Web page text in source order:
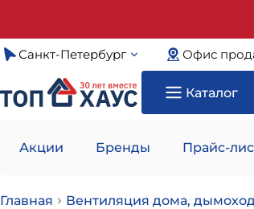
Санкт-Петербург Офис
Каталог
Акции Бренды Прайс-
Главная Вентиляция дома,